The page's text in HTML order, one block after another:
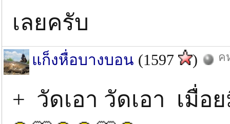
เลยครับ
แก็งหื่อบางบอน (1597 ) ค
+ วัดเอา วัดเอา เมื่อ